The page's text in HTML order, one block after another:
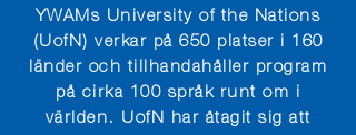
YWAMs University of the Nations
(UofN) verkar på 650 platser i 160
länder och tillhandahåller program
på cirka 100 språk runt om i
världen. UofN har åtagit sig att